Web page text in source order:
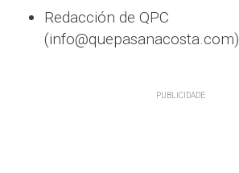
Redacción de QPC
(info@quepasanacosta.com).